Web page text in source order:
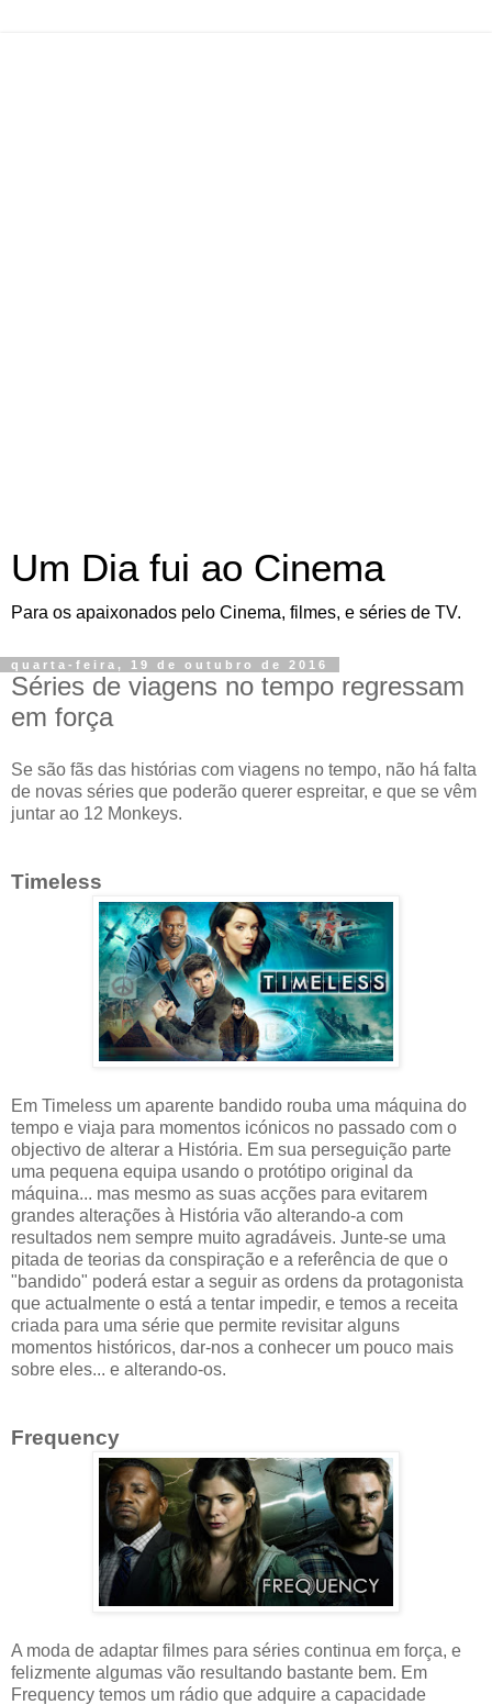
Um Dia fui ao Cinema
Para os apaixonados pelo Cinema, filmes, e séries de TV.
quarta-feira, 19 de outubro de 2016
Séries de viagens no tempo regressam
em força
Se são fãs das histórias com viagens no tempo, não há falta
de novas séries que poderão querer espreitar, e que se vêm
juntar ao 12 Monkeys.
Timeless
Em Timeless um aparente bandido rouba uma máquina do
tempo e viaja para momentos icónicos no passado com o
objectivo de alterar a História. Em sua perseguição parte
uma pequena equipa usando o protótipo original da
máquina... mas mesmo as suas acções para evitarem
grandes alterações à História vão alterando-a com
resultados nem sempre muito agradáveis. Junte-se uma
pitada de teorias da conspiração e a referência de que o
"bandido" poderá estar a seguir as ordens da protagonista
que actualmente o está a tentar impedir, e temos a receita
criada para uma série que permite revisitar alguns
momentos históricos, dar-nos a conhecer um pouco mais
sobre eles... e alterando-os.
Frequency
A moda de adaptar filmes para séries continua em força, e
felizmente algumas vão resultando bastante bem. Em
Frequency temos um rádio que adquire a capacidade